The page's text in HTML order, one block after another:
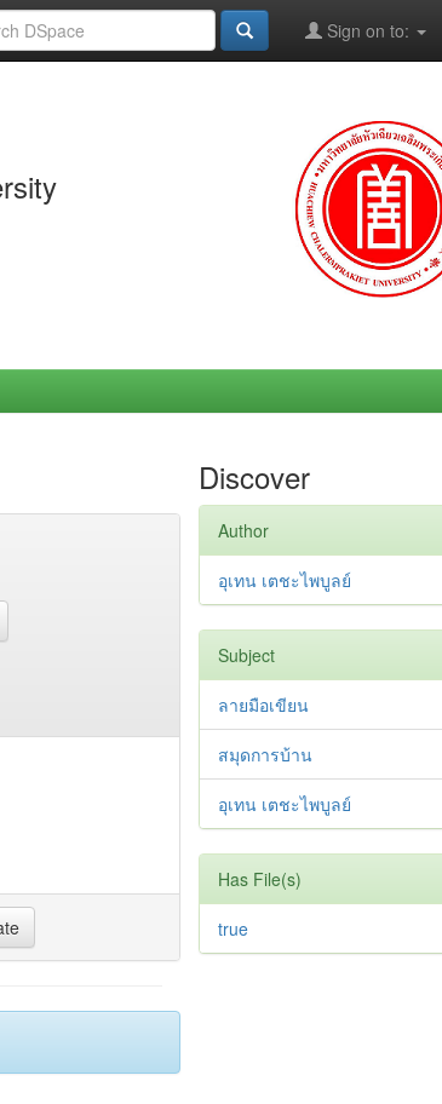
Sign on to:
Discover
Author
อุเทน เตชะไพบูลย์
Subject
ลายมือเขียน
สมุดการบ้าน
อุเทน เตชะไพบูลย์
Has File(s)
true